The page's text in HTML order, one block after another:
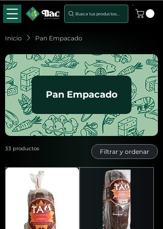
Busca tus productos...
Inicio Pan Empacado
Pan Empacado
33 productos Filtrar y ordenar